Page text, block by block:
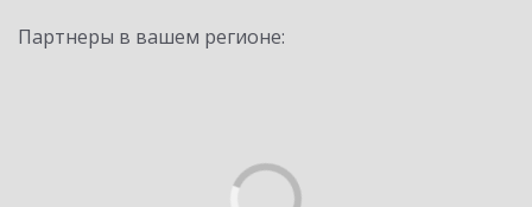
Партнеры в вашем регионе: